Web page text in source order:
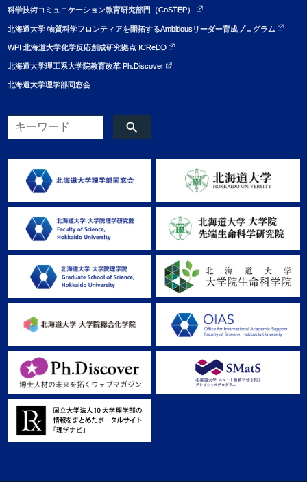
科学技術コミュニケーション教育研究部門（CoSTEP）
北海道大学 物質科学フロンティアを開拓するAmbitiousリーダー育成プログラム
WPI 北海道大学化学反応創成研究拠点 ICReDD
北海道大学理工系大学院教育改革 Ph.Discover
北海道大学理学部同窓会